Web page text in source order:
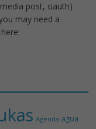
post, oauth)
may need a
Agenda agua